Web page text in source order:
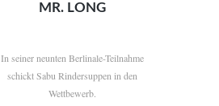
MR. LONG
In seiner neunten Berlinale-Teilnahme
schickt Sabu Rindersuppen in den
Wettbewerb.